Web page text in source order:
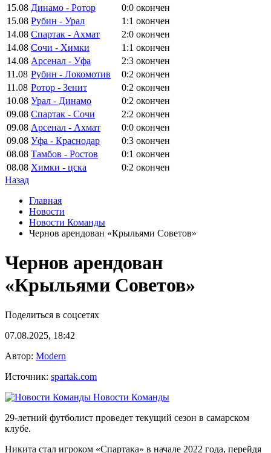
15.08 Динамо - Ротор 0:0 окончен
15.08 Рубин - Урал 1:1 окончен
14.08 Спартак - Ахмат 2:0 окончен
14.08 Сочи - Химки 1:1 окончен
14.08 Арсенал - Уфа 2:3 окончен
11.08 Рубин - Локомотив 0:2 окончен
11.08 Ротор - Зенит 0:2 окончен
10.08 Урал - Динамо 0:2 окончен
09.08 Спартак - Сочи 2:2 окончен
09.08 Арсенал - Ахмат 0:0 окончен
09.08 Уфа - Краснодар 0:3 окончен
08.08 Тамбов - Ростов 0:1 окончен
08.08 Химки - цска 0:2 окончен
Назад
Главная
Новости
Новости Команды
Чернов арендован «Крыльями Советов»
Чернов арендован
«Крыльями Советов»
Поделиться в соцсетях
07.08.2025, 18:42
Автор: Modern
Источник: spartak.com
Новости Команды
29-летний футболист проведет текущий сезон в самарском
клубе.
Никита стал игроком «Спартака» в начале 2022 года, перейдя